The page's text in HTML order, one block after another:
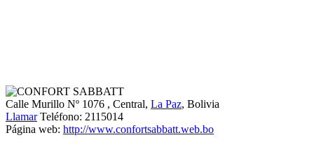
Calle Murillo Nº 1076 , Central, La Paz, Bolivia
Llamar Teléfono: 2115014
Página web: http://www.confortsabbatt.web.bo